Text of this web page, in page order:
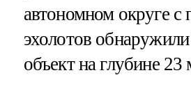
автономном округе
эхолотов
объект на глубине 23